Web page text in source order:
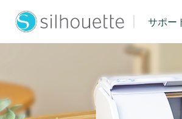
サポー
シルエットジャパ